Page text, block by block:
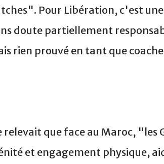
Pour Libération, c'est
doute partiellement
rien prouvé en tant que
relevait que face au Maroc, "les
et engagement physique,